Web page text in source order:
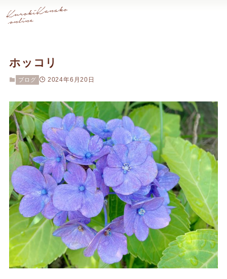
ホッコリ
ブログ 2024年6月20日